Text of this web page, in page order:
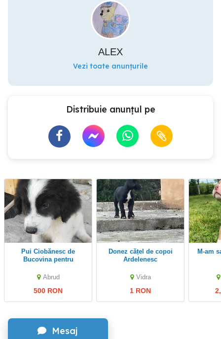
Mesaj
ALEX
Vezi toate anunțurile
Distribuie anunțul pe
Pui Ciobănesc de
Bucovina pentru
Abrud
500 RON
Donez cățel de copoi
Ardelenesc
Vidra
1 RON
M-am saturat de parinti